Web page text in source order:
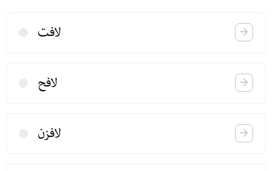
لافت
لافح
لافزن